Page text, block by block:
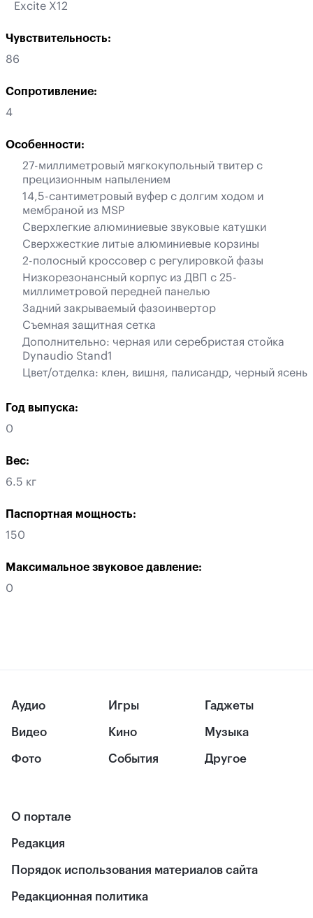
Excite X12
Чувствительность:
86
Сопротивление:
4
Особенности:
27-миллиметровый мягкокупольный твитер с
прецизионным напылением
14,5-сантиметровый вуфер с долгим ходом и
мембраной из MSP
Сверхлегкие алюминиевые звуковые катушки
Сверхжесткие литые алюминиевые корзины
2-полосный кроссовер с регулировкой фазы
Низкорезонансный корпус из ДВП с 25-
миллиметровой передней панелью
Задний закрываемый фазоинвертор
Съемная защитная сетка
Дополнительно: черная или серебристая стойка
Dynaudio Stand1
Цвет/отделка: клен, вишня, палисандр, черный ясень
Год выпуска:
0
Вес:
6.5 кг
Паспортная мощность:
150
Максимальное звуковое давление:
0
Аудио
Видео
Фото
Игры
Кино
События
Гаджеты
Музыка
Другое
О портале
Редакция
Порядок использования материалов сайта
Редакционная политика